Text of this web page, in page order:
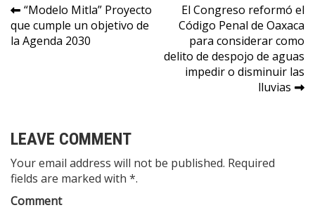
Navegación
de
“Modelo Mitla” Proyecto
que cumple un objetivo de
la Agenda 2030
El Congreso reformó el
Código Penal de Oaxaca
para considerar como
delito de despojo de aguas
impedir o disminuir las
lluvias
LEAVE COMMENT
Your email address will not be published. Required
fields are marked with *.
Comment